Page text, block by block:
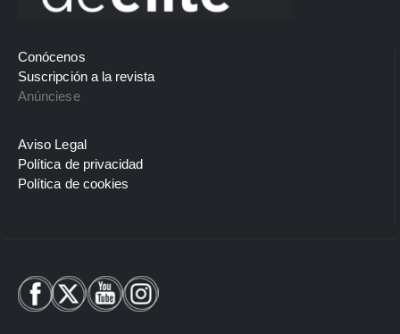
Conócenos
Suscripción a la revista
Anúnciese
Aviso Legal
Política de privacidad
Política de cookies